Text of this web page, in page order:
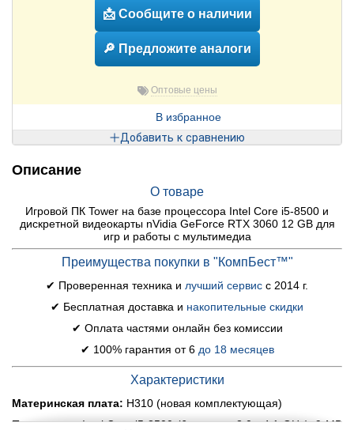
📩 Сообщите о наличии
🔎 Предложите аналоги
Оптовые цены
В избранное
Добавить к сравнению
Описание
О товаре
Игровой ПК Tower на базе процессора Intel Core i5-8500 и
дискретной видеокарты nVidia GeForce RTX 3060 12 GB для
игр и работы с мультимедиа
Преимущества покупки в "КомпБест™"
✔ Проверенная техника и лучший сервис с 2014 г.
✔ Бесплатная доставка и накопительные скидки
✔ Оплата частями онлайн без комиссии
✔ 100% гарантия от 6 до 18 месяцев
Характеристики
Материнская плата: H310 (новая комплектующая)
Процессор:Intel Core i5-8500 (6 ядер по 3.0 - 4.1 GHz), 9 MB